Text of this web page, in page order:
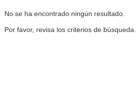
No se ha encontrado ningún resultado.
Por favor, revisa los criterios de búsqueda.